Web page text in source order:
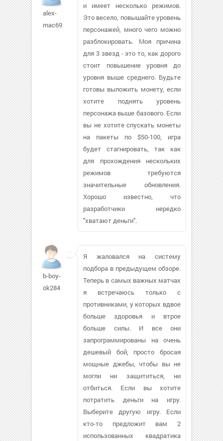
alex-
mac69
и имеет несколько режимов.
Это весело, повышайте уровень
персонажей, много чего можно
разблокировать. Моя причина
для 3 звезд - это то, как дорого
стоит повышение уровня до
уровня выше среднего. Будьте
готовы выложить монету, если
хотите поднять уровень
персонажа выше базового. Если
вы не хотите спускать монеты
на пакеты по $50-100, игра
будет стагнировать, так как
для прохождения нескольких
режимов требуются
значительные обновления.
Хорошо известно, что
разработчики нередко
"хватают деньги".
b-boy-
ok284
Я жаловался на систему
подбора в предыдущем обзоре.
Теперь в самых важных матчах
я встречаюсь только с
противниками, у которых вдвое
больше здоровья и втрое
больше силы. И все они
запрограммированы на очень
дешевый бой, просто бросая
мощные джебы, чтобы вы не
могли ни защититься, ни
отбиться. Если вы хотите
потратить деньги на игру.
Выберите другую игру. Если
кто-то предложит вам 2
использованных квадратика